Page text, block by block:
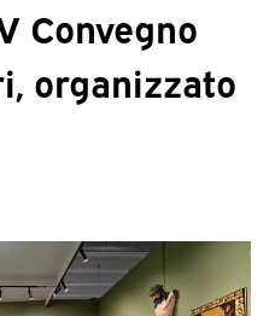
Convegno
organizzato